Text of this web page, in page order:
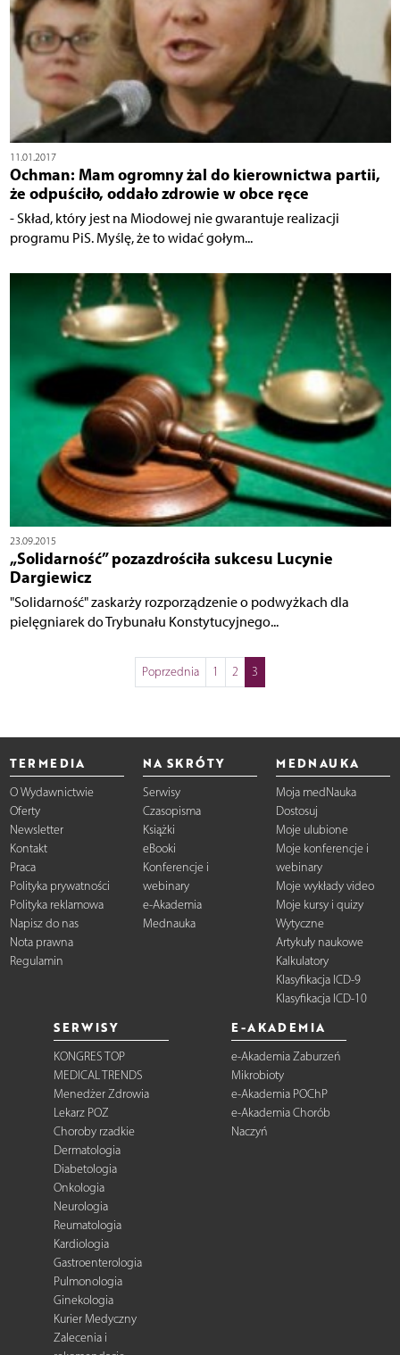
11.01.2017
Ochman: Mam ogromny żal do kierownictwa partii,
że odpuściło, oddało zdrowie w obce ręce
- Skład, który jest na Miodowej nie gwarantuje realizacji
programu PiS. Myślę, że to widać gołym...
23.09.2015
„Solidarność” pozazdrościła sukcesu Lucynie
Dargiewicz
"Solidarność" zaskarży rozporządzenie o podwyżkach dla
pielęgniarek do Trybunału Konstytucyjnego...
Poprzednia 1 2 3
TERMEDIA
O Wydawnictwie
Oferty
Newsletter
Kontakt
Praca
Polityka prywatności
Polityka reklamowa
Napisz do nas
Nota prawna
Regulamin
NA SKRÓTY
Serwisy
Czasopisma
Książki
eBooki
Konferencje i
webinary
e-Akademia
Mednauka
MEDNAUKA
Moja medNauka
Dostosuj
Moje ulubione
Moje konferencje i
webinary
Moje wykłady video
Moje kursy i quizy
Wytyczne
Artykuły naukowe
Kalkulatory
Klasyfikacja ICD-9
Klasyfikacja ICD-10
SERWISY
KONGRES TOP
MEDICAL TRENDS
Menedżer Zdrowia
Lekarz POZ
Choroby rzadkie
Dermatologia
Diabetologia
Onkologia
Neurologia
Reumatologia
Kardiologia
Gastroenterologia
Pulmonologia
Ginekologia
Kurier Medyczny
Zalecenia i
E-AKADEMIA
e-Akademia Zaburzeń
Mikrobioty
e-Akademia POChP
e-Akademia Chorób
Naczyń